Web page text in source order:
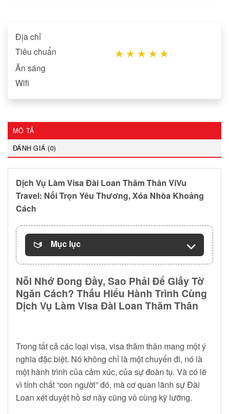
Địa chỉ
Tiêu chuẩn
★ ★ ★ ★ ★
Ăn sáng
Wifi
MÔ TẢ
ĐÁNH GIÁ (0)
Dịch Vụ Làm Visa Đài Loan Thăm Thân ViVu
Travel: Nối Trọn Yêu Thương, Xóa Nhòa Khoảng
Cách
Mục lục
Nỗi Nhớ Đong Đầy, Sao Phải Để Giấy Tờ
Ngăn Cách? Thấu Hiểu Hành Trình Cùng
Dịch Vụ Làm Visa Đài Loan Thăm Thân
Trong tất cả các loại visa, visa thăm thân mang một ý
nghĩa đặc biệt. Nó không chỉ là một chuyến đi, nó là
một hành trình của cảm xúc, của sự đoàn tụ. Và có lẽ
vì tính chất “con người” đó, mà cơ quan lãnh sự Đài
Loan xét duyệt hồ sơ này cũng vô cùng kỹ lưỡng.